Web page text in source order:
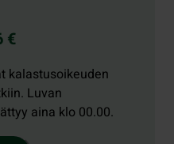
€
kalastusoikeuden
Luvan
aina klo 00.00.